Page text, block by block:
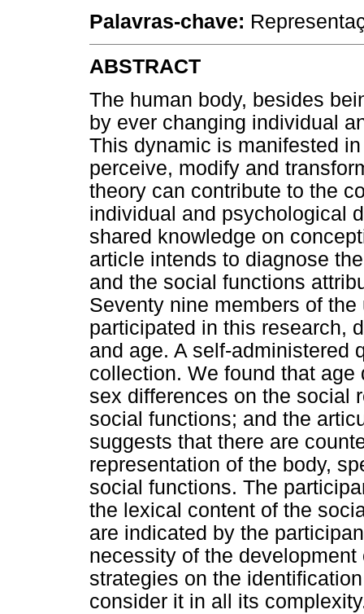
Palavras-chave:
ABSTRACT
The human body, besides
by ever changing individual
This dynamic is manifested
perceive, modify and
theory can contribute to the
individual and psychological
shared knowledge on
article intends to diagnose
and the social functions
Seventy nine members of
participated in this research,
and age. A self-administered
collection. We found that
sex differences on the social
social functions; and the
suggests that there are
representation of the body,
social functions. The
the lexical content of the
are indicated by the
necessity of the
strategies on the
consider it in all its